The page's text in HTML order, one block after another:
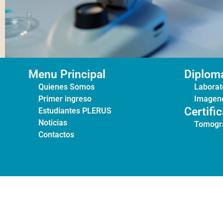
Menu Principal
Quienes Somos
Primer ingreso
Estudiantes PLERUS
Noticias
Contactos